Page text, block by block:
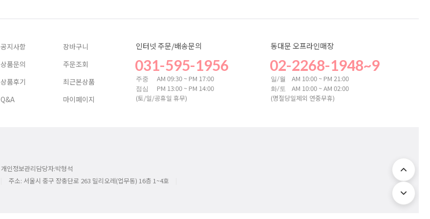
공지사항
상품문의
상품후기
Q&A
장바구니
주문조회
최근본상품
마이페이지
인터넷 주문/배송문의
031-595-1956
주중 AM 09:30 ~ PM 17:00
점심
PM 13:00 ~ PM 14:00
(토/일/공휴일 휴무)
동대문 오프라인매장
02-2268-1948~9
일/월 AM 10:00 ~ PM 21:00
화/토
AM 10:00 ~ AM 02:00
(명절당일제외 연중무휴)
개인정보관리담당자:박형석
주소: 서울시 중구 장충단로 263 밀리오레(업무동) 16층 1~4호